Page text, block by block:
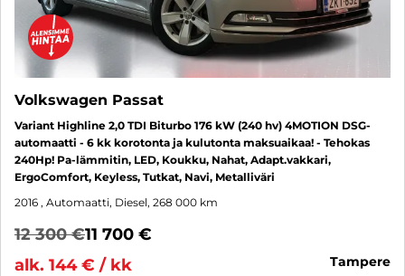
Volkswagen Passat
Variant Highline 2,0 TDI Biturbo 176 kW (240 hv) 4MOTION DSG-
automaatti - 6 kk korotonta ja kulutonta maksuaikaa! - Tehokas
240Hp! Pa-lämmitin, LED, Koukku, Nahat, Adapt.vakkari,
ErgoComfort, Keyless, Tutkat, Navi, Metalliväri
2016 , Automaatti, Diesel, 268 000 km
12 300 €11 700 €
alk. 144 € / kk
tampere